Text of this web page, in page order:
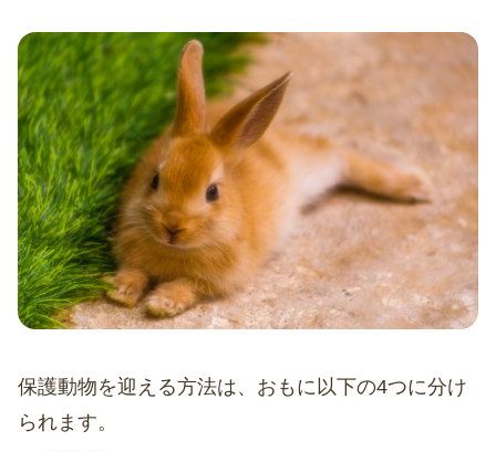
保護動物を迎える方法は、おもに以下の4つに分け
られます。